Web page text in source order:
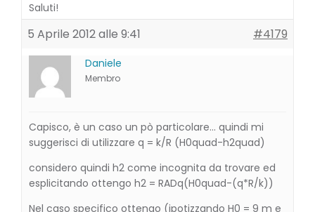
Saluti!
5 Aprile 2012 alle 9:41 #4179
Daniele
Membro
Capisco, è un caso un pò particolare… quindi mi
suggerisci di utilizzare q = k/R (H0quad-h2quad)
considero quindi h2 come incognita da trovare ed
esplicitando ottengo h2 = RADq(H0quad-(q*R/k))
Nel caso specifico ottengo (ipotizzando H0 = 9 m e